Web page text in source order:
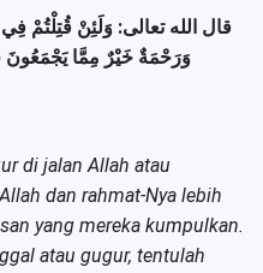
قال الله تعالى: وَلَئِنْ قُتِلْتُمْ
di jalan Allah atau
dan rahmat-Nya lebih
yang mereka kumpulkan.
atau gugur, tentulah